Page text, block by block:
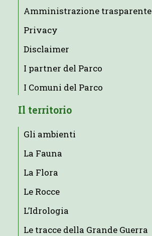
Amministrazione trasparente
Privacy
Disclaimer
I partner del Parco
I Comuni del Parco
Il territorio
Gli ambienti
La Fauna
La Flora
Le Rocce
L’Idrologia
Le tracce della Grande Guerra